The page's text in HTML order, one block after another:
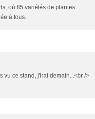
où 85 variétés de plantes
à tous.
vu ce stand, j'irai demain...<br />